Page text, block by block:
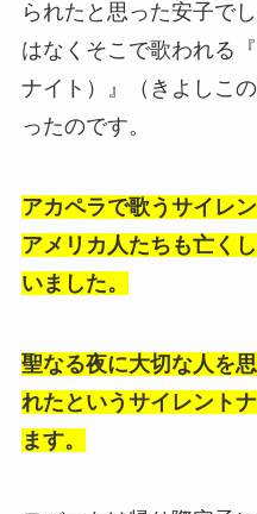
られたと思った安子で
はなくそこで歌われる
ナイト）』（きよしこ
ったのです。
アカペラで歌うサイレ
アメリカ人たちも亡く
いました。
聖なる夜に大切な人を
れたというサイレント
ます。